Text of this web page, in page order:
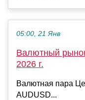
05:00, 21 Янв
Валютный
2026 г.
Валютная пара
AUDUSD...